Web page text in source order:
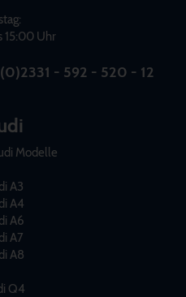
15:00 Uhr
- 592 - 520 - 12
Modelle
A3
A4
A6
A7
A8
Q4